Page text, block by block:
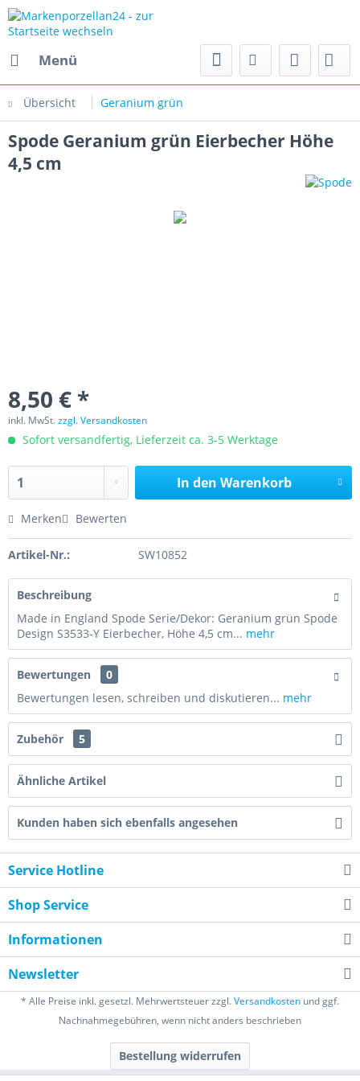
Menü
Übersicht Geranium grün
Spode Geranium grün Eierbecher Höhe
4,5 cm
8,50 € *
inkl. MwSt.zzgl. Versandkosten
Sofort versandfertig, Lieferzeit ca. 3-5 Werktage
In den Warenkorb
Merken Bewerten
Artikel-Nr.: SW10852
Beschreibung
Made in England Spode Serie/Dekor: Geranium grün Spode
Design S3533-Y Eierbecher, Höhe 4,5 cm... mehr
Bewertungen
0
Bewertungen lesen, schreiben und diskutieren... mehr
Zubehör 5
Ähnliche Artikel
Kunden haben sich ebenfalls angesehen
Service Hotline
Shop Service
Informationen
Newsletter
* Alle Preise inkl. gesetzl. Mehrwertsteuer zzgl.Versandkosten und ggf.
Nachnahmegebühren, wenn nicht anders beschrieben
Bestellung widerrufen